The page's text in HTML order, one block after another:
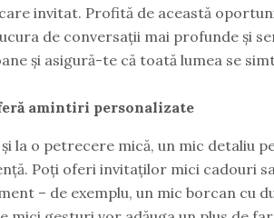
invitat. Profită de această
de conversații mai profunde și
și asigură-te că toată lumea se
amintiri personalizate
la o petrecere mică, un mic detaliu
Poți oferi invitaților mici cadouri
– de exemplu, un mic borcan cu